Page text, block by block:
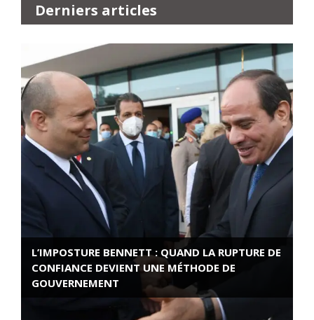
Derniers articles
L’IMPOSTURE BENNETT : QUAND LA RUPTURE DE
CONFIANCE DEVIENT UNE MÉTHODE DE
GOUVERNEMENT